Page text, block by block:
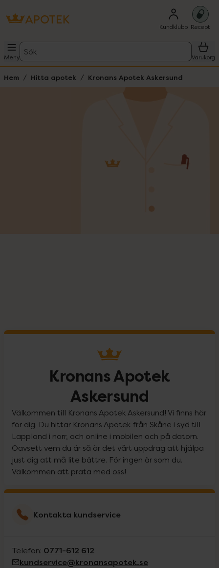
Kundklubb Recept
Meny
Sök
Varukorg
Hem Hitta apotek Kronans Apotek Askersund
Kronans Apotek
Askersund
Välkommen till Kronans Apotek Askersund! Vi finns här
för dig. Du hittar Kronans Apotek från Skåne i syd till
Lappland i norr, och online i mobilen och på datorn.
Oavsett vem du är så är det vårt uppdrag att hjälpa
just dig att må lite bättre. För ingen är som du.
Välkommen att prata med oss!
Kontakta kundservice
Telefon: 0771-612 612
kundservice@kronansapotek.se